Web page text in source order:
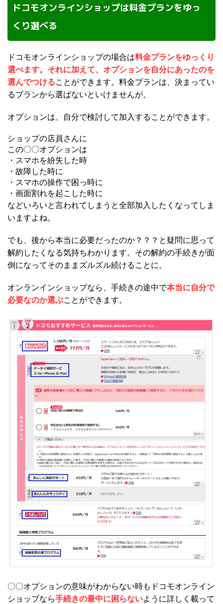
ドコモオンラインショップは料金プランをゆっ
くり選べる
ドコモオンラインショップの場合は料金プランをゆっくり
選べます。それに加えて、オプションを自分にあったのを
選んでつけることができます。料金プランは、決まってい
るプランから選ばないといけませんが。
オプションは、自分で検討して加入することができます。
ショップの店員さんに
この〇〇オプションは
・スマホを紛失した時
・故障した時に
・スマホの操作で困っ時に
・画面割れを起こした時に
などいろいと言われてしまうと全部加入したくなってしま
いますよね。
でも、後から本当に必要だったのか？？？と疑問に思って
解約したくなる気持ちわかります。その解約の手続きが面
倒になってそのままズルズル続けることに。
オンランインショップなら、手続きの途中で本当に自分で
必要なのか選ぶことができます。
〇〇オプションの意味がわからない時もドコモオンライン
ショップなら手続きの最中に困らないように詳しく載って